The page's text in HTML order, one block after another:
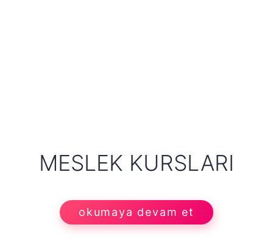
MESLEK KURSLARI
okumaya devam et